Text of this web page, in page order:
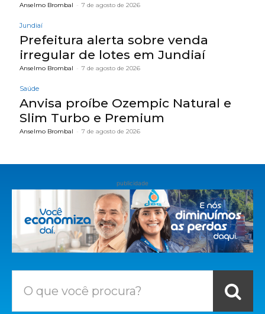
Anselmo Brombal - 7 de agosto de 2026
Jundiaí
Prefeitura alerta sobre venda
irregular de lotes em Jundiaí
Anselmo Brombal - 7 de agosto de 2026
Saúde
Anvisa proíbe Ozempic Natural e
Slim Turbo e Premium
Anselmo Brombal - 7 de agosto de 2026
publicidade
O que você procura?